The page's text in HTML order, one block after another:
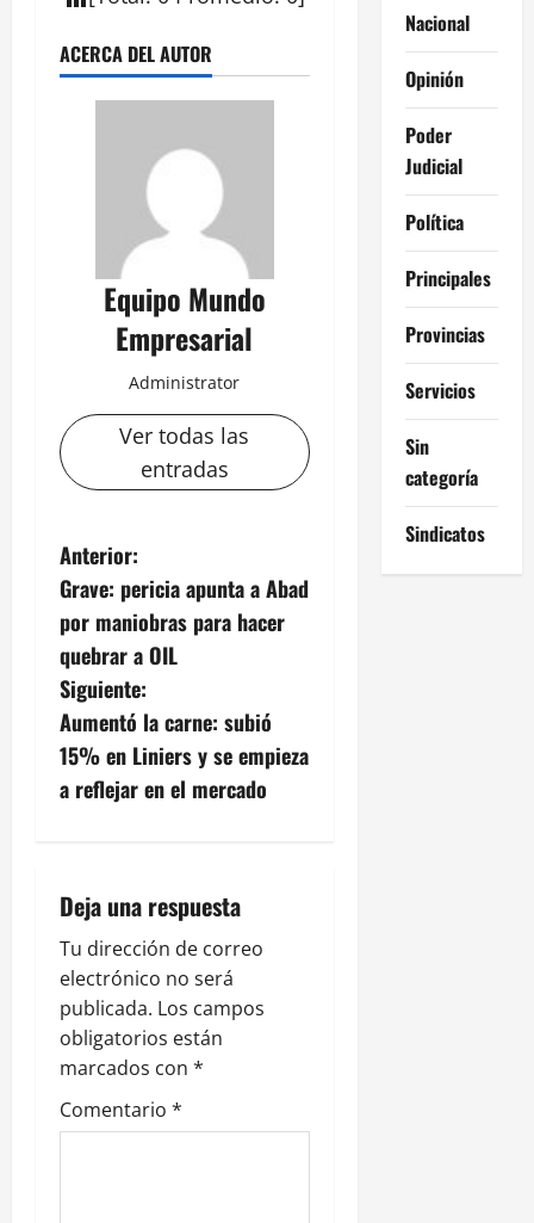
ACERCA DEL AUTOR
Equipo Mundo
Empresarial
Administrator
Ver todas las
entradas
N
a
v
e
g
a
i
ó
n
d
e
Anterior:
Grave: pericia apunta a Abad
por maniobras para hacer
quebrar a OIL
Siguiente:
Aumentó la carne: subió
15% en Liniers y se empieza
a reflejar en el mercado
Deja una respuesta
Tu dirección de correo
electrónico no será
publicada. Los campos
obligatorios están
marcados con *
Comentario *
Nacional
Opinión
Poder
Judicial
Política
Principales
Provincias
Servicios
Sin
categoría
Sindicatos